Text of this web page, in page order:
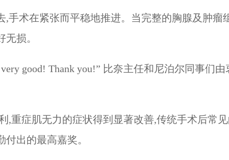
,手术在紧张而平稳地推进。当完整的胸腺及肿
损。
very good! Thank you!” 比奈主任和尼泊尔同事
,重症肌无力的症状得到显著改善,传统手术后常
出的最高嘉奖。